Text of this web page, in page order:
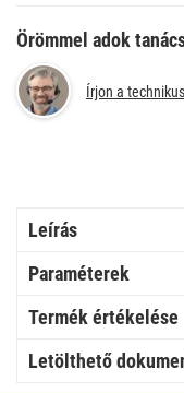
Örömmel adok
Írjon a
Leírás
Paraméterek
Termék értékelése
Letölthető